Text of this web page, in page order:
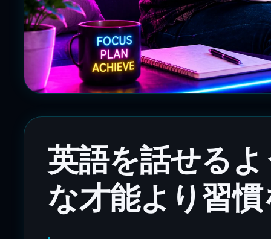
英語を話せる
な才能より習